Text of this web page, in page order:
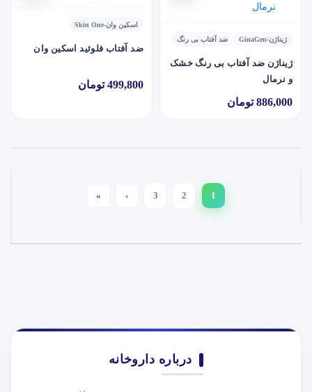
ژیناژن-GinaGen ضد آفتاب بی رنگ
ژیناژن ضد آفتاب بی رنگ خشک
و نرمال
886,000 تومان
اسکین وان-Skin One
ضد آفتاب فلوئید اسکین وان
499,800 تومان
1
2
3
›
»
درباره داروخانه